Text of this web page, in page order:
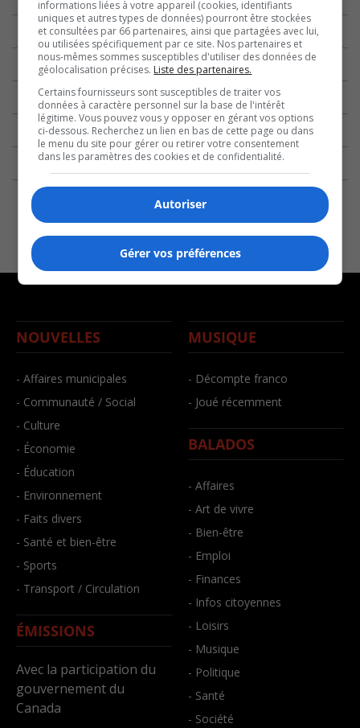
NOUVELLES
- Affaires municipales
- Communauté / Social
- Culture
- Économie
- Éducation
- Environnement
- Faits divers
- Santé et bien-être
- Sports
- Transport / Circulation
ÉMISSIONS
Avec la participation du
gouvernement du
Canada
MUSIQUE
- Décompte franco
- Joué récemment
BALADOS
- Affaires
- Art de vivre
- Bien-être
- Emploi
- Finances
- Infos citoyennes
- Loisirs
- Musique
- Politique
- Santé
- Société
informations liées à votre appareil (cookies, identifiants
uniques et autres types de données) pourront être stockées
et consultées par 66 partenaires, ainsi que partagées avec lui,
ou utilisées spécifiquement par ce site. Nos partenaires et
nous-mêmes sommes susceptibles d'utiliser des données de
géolocalisation précises. Liste des partenaires.
Certains fournisseurs sont susceptibles de traiter vos
données à caractère personnel sur la base de l'intérêt
légitime. Vous pouvez vous y opposer en gérant vos options
ci-dessous. Recherchez un lien en bas de cette page ou dans
le menu du site pour gérer ou retirer votre consentement
dans les paramètres des cookies et de confidentialité.
Autoriser
Gérer vos préférences